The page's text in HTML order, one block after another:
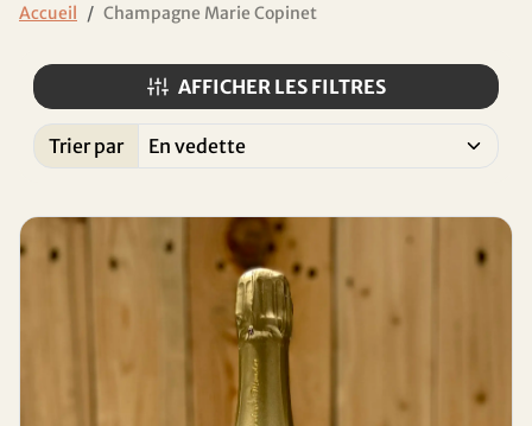
Accueil Champagne Marie Copinet
AFFICHER LES FILTRES
Trier par